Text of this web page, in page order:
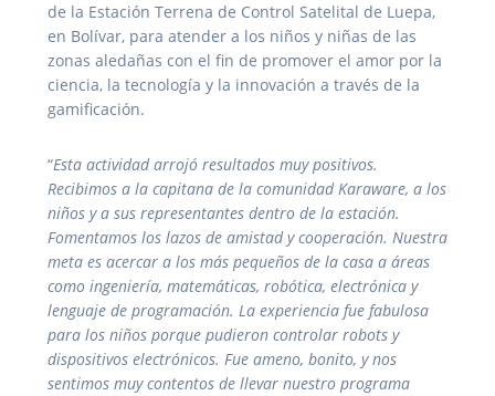
de la Estación Terrena de Control Satelital de Luepa,
en Bolívar, para atender a los niños y niñas de las
zonas aledañas con el fin de promover el amor por la
ciencia, la tecnología y la innovación a través de la
gamificación.
“Esta actividad arrojó resultados muy positivos.
Recibimos a la capitana de la comunidad Karaware, a los
niños y a sus representantes dentro de la estación.
Fomentamos los lazos de amistad y cooperación. Nuestra
meta es acercar a los más pequeños de la casa a áreas
como ingeniería, matemáticas, robótica, electrónica y
lenguaje de programación. La experiencia fue fabulosa
para los niños porque pudieron controlar robots y
dispositivos electrónicos. Fue ameno, bonito, y nos
sentimos muy contentos de llevar nuestro programa